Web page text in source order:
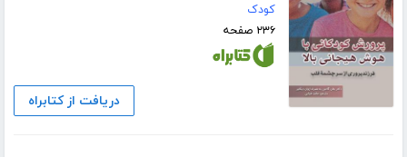
کودک
۲۳۶ صفحه
دریافت از کتابراه